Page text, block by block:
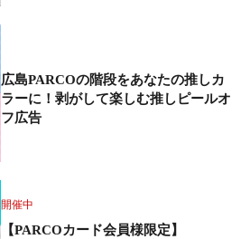
広島PARCOの階段をあなたの推しカ
ラーに！剥がして楽しむ推しピールオ
フ広告
開催中
【PARCOカード会員様限定】